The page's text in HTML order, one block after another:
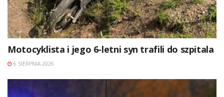
Motocyklista i jego 6-letni syn trafili do szpitala
6 SIERPNIA 2026